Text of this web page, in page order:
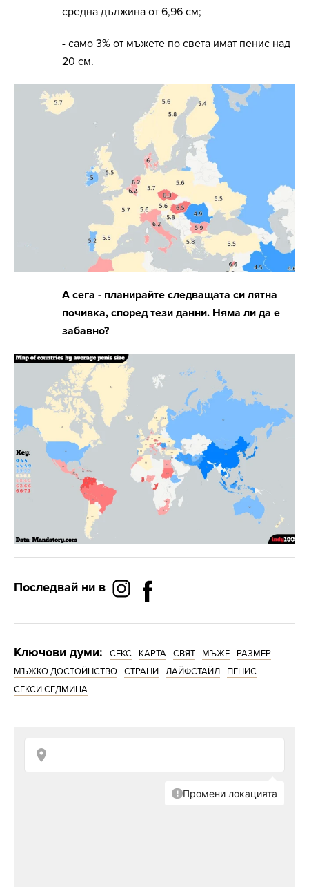
средна дължина от 6,96 см;
- само 3% от мъжете по света имат пенис над
20 см.
А сега - планирайте следващата си лятна
почивка, според тези данни. Няма ли да е
забавно?
Последвай ни в
Ключови думи: СЕКС КАРТА СВЯТ МЪЖЕ
РАЗМЕР
МЪЖКО ДОСТОЙНСТВО
СТРАНИ ЛАЙФСТАЙЛ
ПЕНИС
СЕКСИ СЕДМИЦА